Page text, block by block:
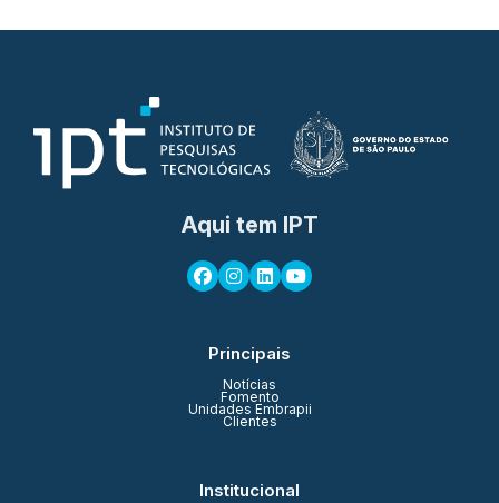
Aqui tem IPT
Principais
Notícias
Fomento
Unidades Embrapii
Clientes
Institucional